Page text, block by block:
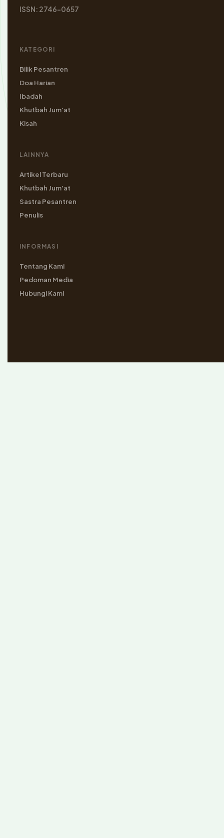
ISSN: 2746-0657
KATEGORI
Bilik Pesantren
Doa Harian
Ibadah
Khutbah Jum'at
Kisah
LAINNYA
Artikel Terbaru
Khutbah Jum'at
Sastra Pesantren
Penulis
INFORMASI
Tentang Kami
Pedoman Media
Hubungi Kami